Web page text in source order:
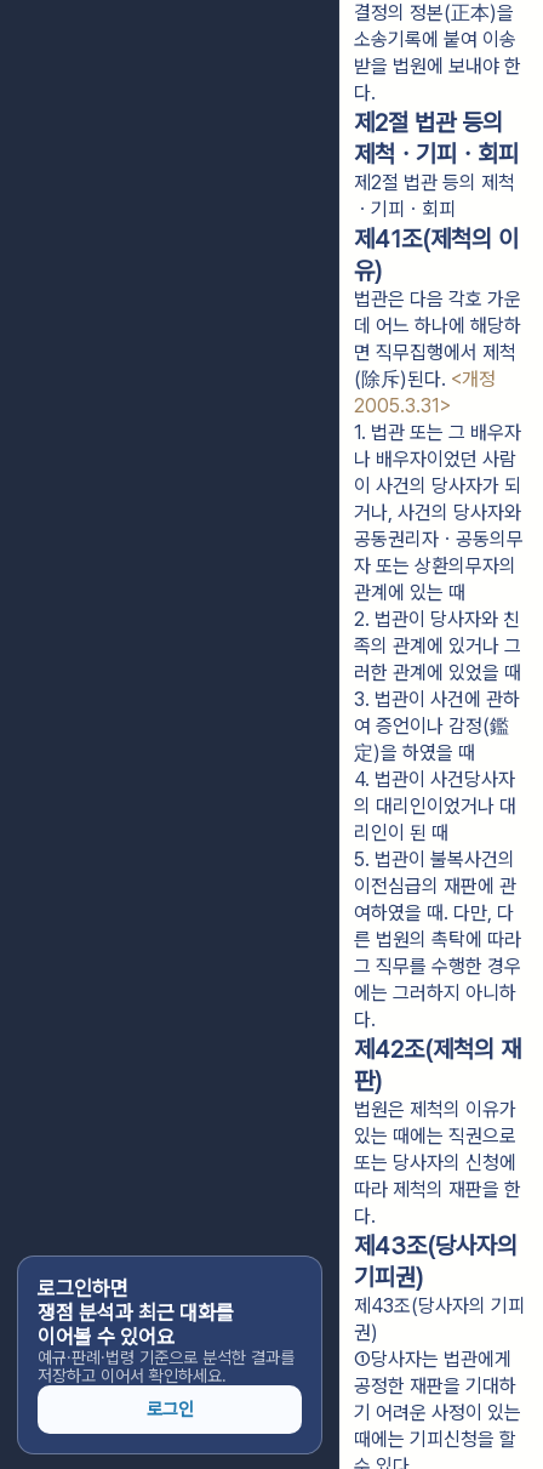
로그인하면
쟁점 분석과 최근 대화를
이어볼 수 있어요
예규·판례·법령 기준으로 분석한 결과를
저장하고 이어서 확인하세요.
로그인
결정의 정본(正本)을
소송기록에 붙여 이송
받을 법원에 보내야 한
다.
제2절 법관 등의
제척ㆍ기피ㆍ회피
제2절 법관 등의 제척
ㆍ기피ㆍ회피
제41조(제척의 이
유)
법관은 다음 각호 가운
데 어느 하나에 해당하
면 직무집행에서 제척
(除斥)된다. <개정
2005.3.31>
1. 법관 또는 그 배우자
나 배우자이었던 사람
이 사건의 당사자가 되
거나, 사건의 당사자와
공동권리자ㆍ공동의무
자 또는 상환의무자의
관계에 있는 때
2. 법관이 당사자와 친
족의 관계에 있거나 그
러한 관계에 있었을 때
3. 법관이 사건에 관하
여 증언이나 감정(鑑
定)을 하였을 때
4. 법관이 사건당사자
의 대리인이었거나 대
리인이 된 때
5. 법관이 불복사건의
이전심급의 재판에 관
여하였을 때. 다만, 다
른 법원의 촉탁에 따라
그 직무를 수행한 경우
에는 그러하지 아니하
다.
제42조(제척의 재
판)
법원은 제척의 이유가
있는 때에는 직권으로
또는 당사자의 신청에
따라 제척의 재판을 한
다.
제43조(당사자의
기피권)
제43조(당사자의 기피
권)
①당사자는 법관에게
공정한 재판을 기대하
기 어려운 사정이 있는
때에는 기피신청을 할